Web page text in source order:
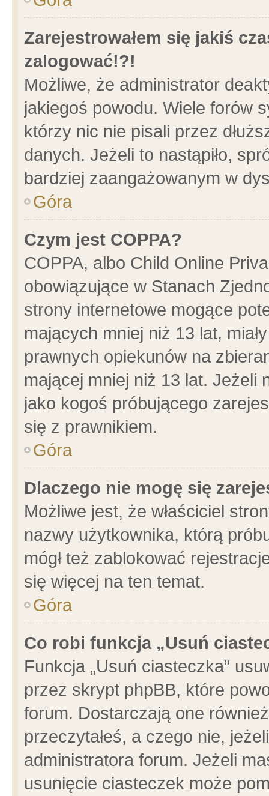
Zarejestrowałem się jakiś
zalogować!?!
Możliwe, że administrator
jakiegoś powodu. Wiele forów
którzy nic nie pisali przez
danych. Jeżeli to nastąpiło,
bardziej zaangażowanym w
Góra
Czym jest COPPA?
COPPA, albo Child Online
obowiązujące w Stanach
strony internetowe mogące
mających mniej niż 13 lat,
prawnych opiekunów na
mającej mniej niż 13 lat. Jeżeli
jako kogoś próbującego
się z prawnikiem.
Góra
Dlaczego nie mogę się
Możliwe jest, że właściciel
nazwy użytkownika, którą
mógł też zablokować
się więcej na ten temat.
Góra
Co robi funkcja „Usuń
Funkcja „Usuń ciasteczka”
przez skrypt phpBB, które
forum. Dostarczają one
przeczytałeś, a czego nie,
administratora forum. Jeżeli
usunięcie ciasteczek może